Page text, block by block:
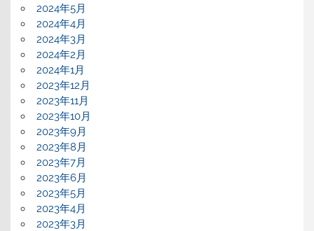
2024年5月
2024年4月
2024年3月
2024年2月
2024年1月
2023年12月
2023年11月
2023年10月
2023年9月
2023年8月
2023年7月
2023年6月
2023年5月
2023年4月
2023年3月